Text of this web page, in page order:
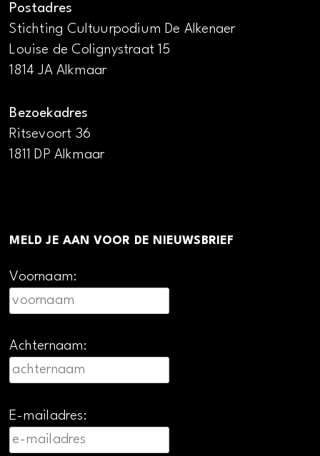
Postadres
Stichting Cultuurpodium De Alkenaer
Louise de Colignystraat 15
1814 JA Alkmaar
Bezoekadres
Ritsevoort 36
1811 DP Alkmaar
MELD JE AAN VOOR DE NIEUWSBRIEF
Voornaam:
Achternaam:
E-mailadres: